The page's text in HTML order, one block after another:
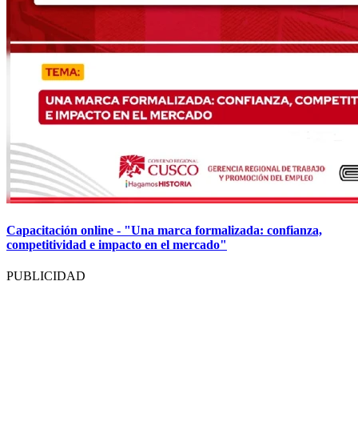
Capacitación online - "Una marca formalizada: confianza,
competitividad e impacto en el mercado"
PUBLICIDAD